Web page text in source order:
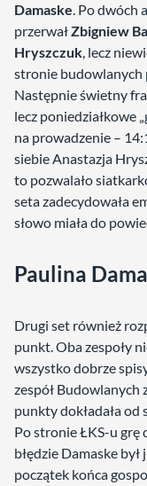
Damaske. Po dwóch
przerwałZbigniew
Hryszczuk, lecz
stronie budowlanych
Następnie świetny
lecz poniedziałkowe
na prowadzenie –
siebie Anastazja
to pozwalało
seta zadecydowała
słowo miała do
Paulina
Drugi set również
punkt. Oba zespoły
wszystko dobrze
zespół Budowlanych
punkty dokładała od
Po stronie ŁKS-u grę
błędzie Damaske
początek końca